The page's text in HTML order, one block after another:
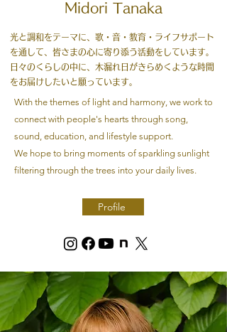
Midori Tanaka
光と調和をテーマに、歌・音・教育・ライフサポート
を通して、皆さまの心に寄り添う活動をしています。
日々のくらしの中に、木漏れ日がきらめくような時間
をお届けしたいと願っています。
With the themes of light and harmony, we work to
connect with people's hearts through song,
sound, education, and lifestyle support.
We hope to bring moments of sparkling sunlight
filtering through the trees into your daily lives.
Profile